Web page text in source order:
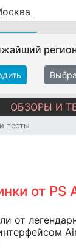
ОБЗОРЫ И
тесты
от
от